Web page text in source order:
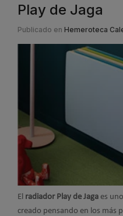
Play de Jaga
Publicado en Hemeroteca
El radiador Play de Jaga es
creado pensando en los más